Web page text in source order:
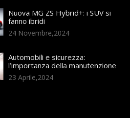
Nuova MG ZS Hybrid+: i SUV si
fanno ibridi
24 Novembre,2024
Automobili e sicurezza:
l’importanza della manutenzione
23 Aprile,2024